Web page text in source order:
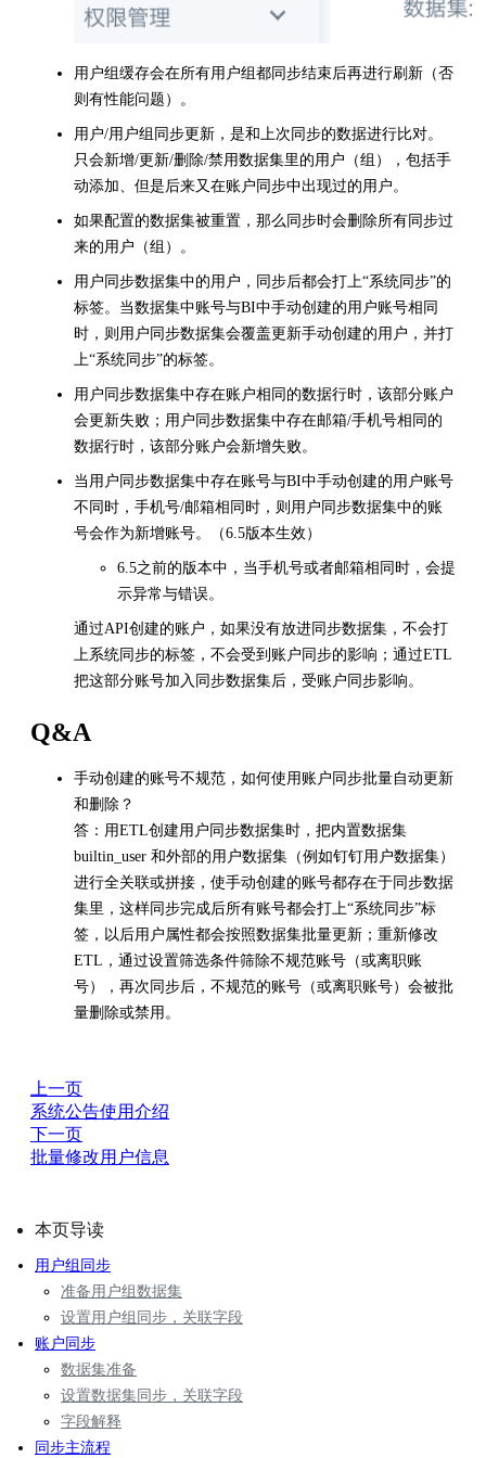
用户组缓存会在所有用户组都同步结束后再进行刷新（否
则有性能问题）。
用户/用户组同步更新，是和上次同步的数据进行比对。
只会新增/更新/删除/禁用数据集里的用户（组），包括手
动添加、但是后来又在账户同步中出现过的用户。
如果配置的数据集被重置，那么同步时会删除所有同步过
来的用户（组）。
用户同步数据集中的用户，同步后都会打上“系统同步”的
标签。当数据集中账号与BI中手动创建的用户账号相同
时，则用户同步数据集会覆盖更新手动创建的用户，并打
上“系统同步”的标签。
用户同步数据集中存在账户相同的数据行时，该部分账户
会更新失败；用户同步数据集中存在邮箱/手机号相同的
数据行时，该部分账户会新增失败。
当用户同步数据集中存在账号与BI中手动创建的用户账号
不同时，手机号/邮箱相同时，则用户同步数据集中的账
号会作为新增账号。（6.5版本生效）
6.5之前的版本中，当手机号或者邮箱相同时，会提
示异常与错误。
通过API创建的账户，如果没有放进同步数据集，不会打
上系统同步的标签，不会受到账户同步的影响；通过ETL
把这部分账号加入同步数据集后，受账户同步影响。
Q&A
手动创建的账号不规范，如何使用账户同步批量自动更新
和删除？
答：用ETL创建用户同步数据集时，把内置数据集
builtin_user 和外部的用户数据集（例如钉钉用户数据集）
进行全关联或拼接，使手动创建的账号都存在于同步数据
集里，这样同步完成后所有账号都会打上“系统同步”标
签，以后用户属性都会按照数据集批量更新；重新修改
ETL，通过设置筛选条件筛除不规范账号（或离职账
号），再次同步后，不规范的账号（或离职账号）会被批
量删除或禁用。
上一页
系统公告使用介绍
下一页
批量修改用户信息
本页导读
用户组同步
准备用户组数据集
设置用户组同步，关联字段
账户同步
数据集准备
设置数据集同步，关联字段
字段解释
同步主流程